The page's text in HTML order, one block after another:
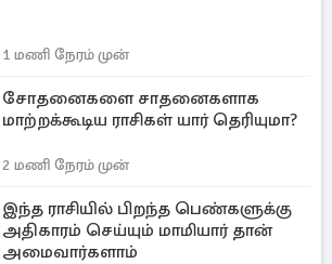
1 மணி நேரம் முன்
சோதனைகளை சாதனைகளாக
மாற்றக்கூடிய ராசிகள் யார் தெரியுமா?
2 மணி நேரம் முன்
இந்த ராசியில் பிறந்த பெண்களுக்கு
அதிகாரம் செய்யும் மாமியார் தான்
அமைவார்களாம்